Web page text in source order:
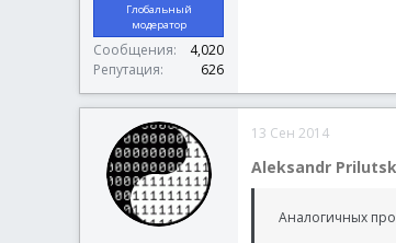
Глобальный
модератор
Сообщения
4,020
Репутация
626
13 Сен 2014
Aleksandr
Аналогичных